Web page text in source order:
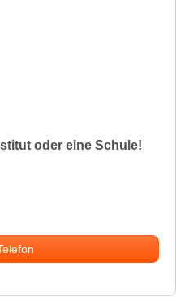
oder eine Schule!